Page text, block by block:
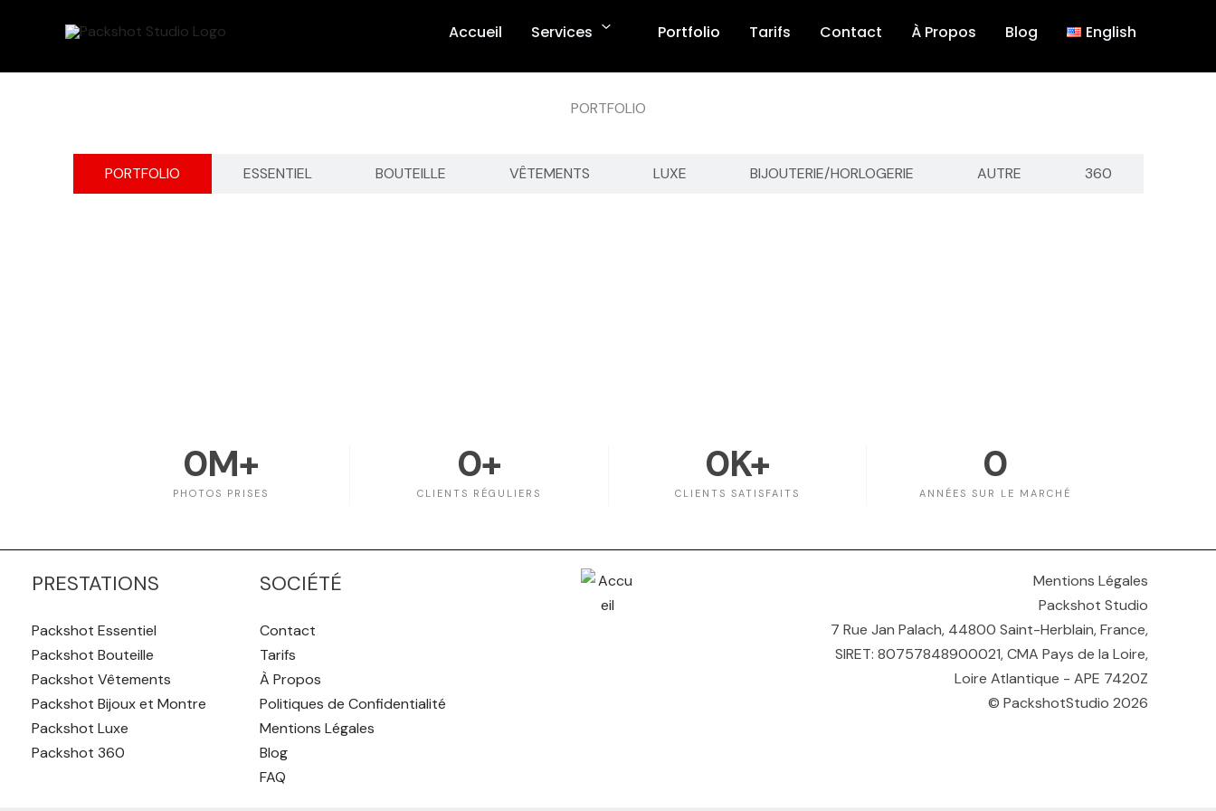
Accueil Services Portfolio Tarifs Contact À Propos Blog English
PORTFOLIO
PORTFOLIO ESSENTIEL BOUTEILLE VÊTEMENTS LUXE BIJOUTERIE/HORLOGERIE AUTRE 360
PHOTOS PRISES
0M+
CLIENTS RÉGULIERS
0+
CLIENTS SATISFAITS
0K+
ANNÉES SUR LE MARCHÉ
0
PRESTATIONS
Packshot Essentiel
Packshot Bouteille
Packshot Vêtements
Packshot Bijoux et Montre
Packshot Luxe
Packshot 360
SOCIÉTÉ
Contact
Tarifs
À Propos
Politiques de Confidentialité
Mentions Légales
Blog
FAQ
Mentions Légales
Packshot Studio
7 Rue Jan Palach, 44800 Saint-Herblain, France,
SIRET: 80757848900021, CMA Pays de la Loire,
Loire Atlantique - APE 7420Z
© PackshotStudio 2026